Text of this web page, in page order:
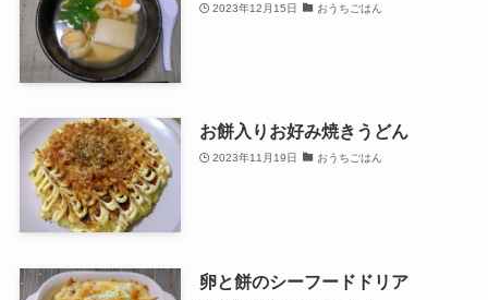
2023年12月15日 おうちごはん
お餅入りお好み焼きうどん
2023年11月19日 おうちごはん
卵と餅のシーフードドリア